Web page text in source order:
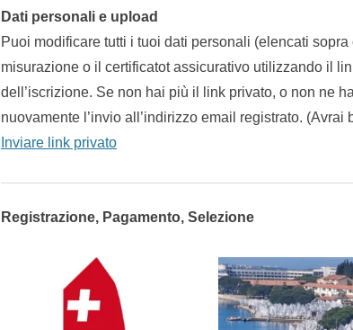
Dati personali e upload
Puoi modificare tutti i tuoi dati personali (elencati
misurazione o il certificatot assicurativo utilizzando il
dell’iscrizione. Se non hai più il link privato, o non ne
nuovamente l’invio all’indirizzo email registrato.
Inviare link privato
Registrazione, Pagamento, Selezione